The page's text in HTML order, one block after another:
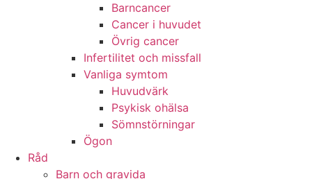
Barncancer
Cancer i huvudet
Övrig cancer
Infertilitet och missfall
Vanliga symtom
Huvudvärk
Psykisk ohälsa
Sömnstörningar
Ögon
Råd
Barn och gravida